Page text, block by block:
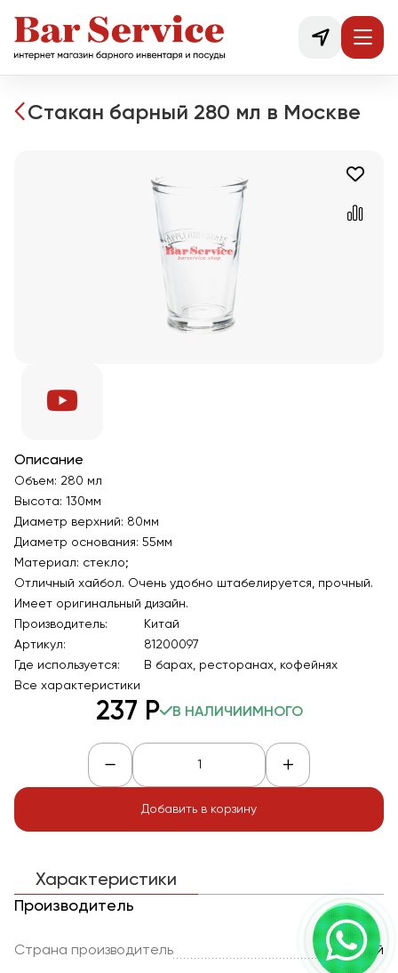
Стакан барный 280 мл в Москве
Описание
Объем: 280 мл
Высота: 130мм
Диаметр верхний: 80мм
Диаметр основания: 55мм
Материал: стекло;
Отличный хайбол. Очень удобно штабелируется, прочный.
Имеет оригинальный дизайн.
Производитель:
Китай
Артикул:
81200097
Где используется:
В барах, ресторанах, кофейнях
Все характеристики
237 Р В НАЛИЧИИ МНОГО
Добавить в корзину
Характеристики
Производитель
Страна производитель Китай